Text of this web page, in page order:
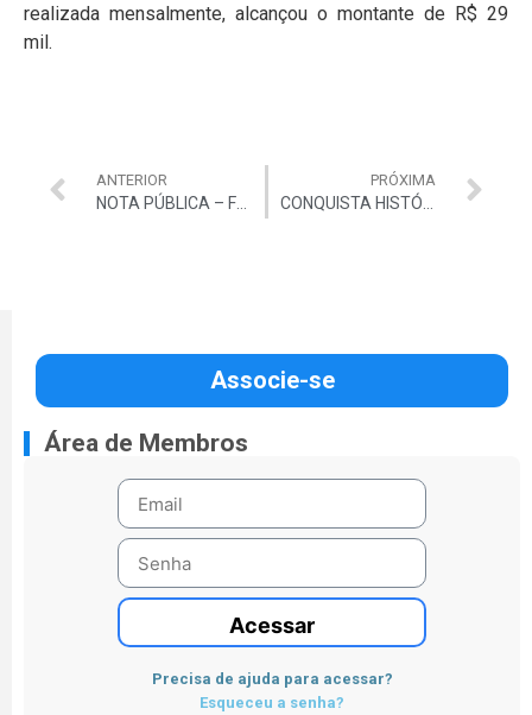
realizada mensalmente, alcançou o montante de R$ 29
mil.
ANTERIOR PRÓXIMA
Associe-se
Área de Membros
Acessar
Precisa de ajuda para acessar?
Esqueceu a senha?